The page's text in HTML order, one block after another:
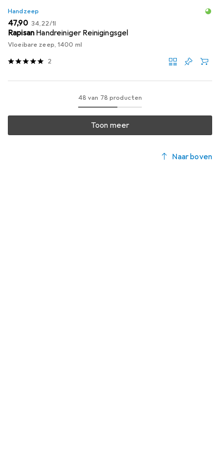
Handzeep
EUR
47,90 EUR
34,22/1l
Rapisan Handreiniger Reinigingsgel
Vloeibare zeep, 1400 ml
2
48 van 78 producten
Toon meer
Naar boven